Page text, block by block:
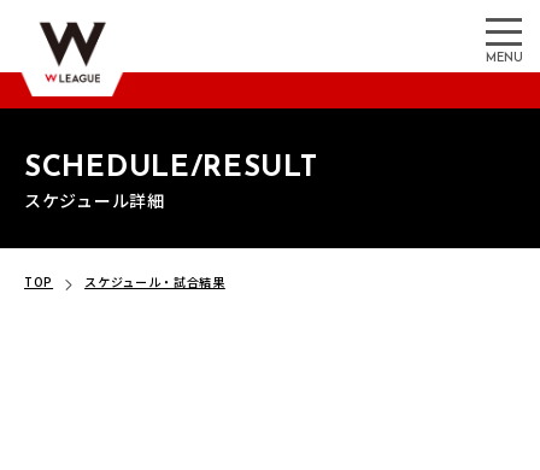
MENU
SCHEDULE/RESULT
スケジュール詳細
TOP スケジュール・試合結果